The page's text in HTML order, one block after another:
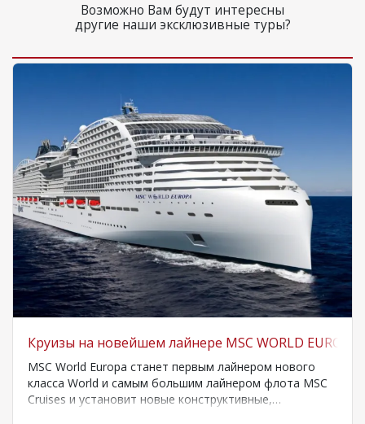
Возможно Вам будут интересны
другие наши эксклюзивные туры?
Круизы на новейшем лайнере MSC WORLD EUROPA
MSC World Europa станет первым лайнером нового
класса World и самым большим лайнером флота MSC
Cruises и установит новые конструктивные,…